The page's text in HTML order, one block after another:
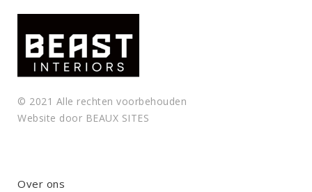
© 2021 Alle rechten voorbehouden
Website door BEAUX SITES
Over ons